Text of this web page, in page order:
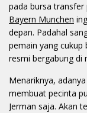
pada bursa transfer
Bayern Munchen
depan. Padahal
pemain yang cukup
resmi bergabung di
Menariknya,
membuat pecinta
Jerman saja. Akan